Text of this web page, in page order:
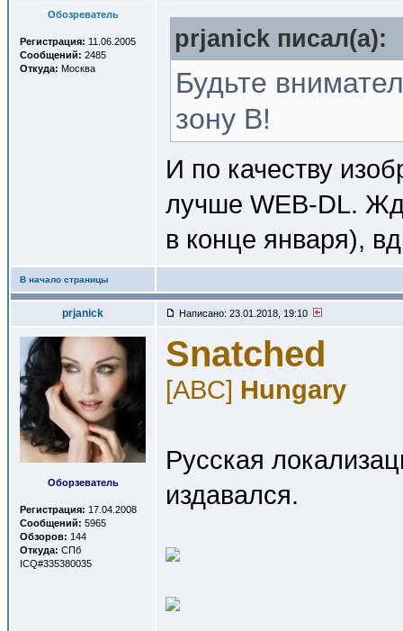
Обозреватель
Регистрация: 11.06.2005
Сообщений: 2485
Откуда: Москва
prjanick писал(a):
Будьте
зону B!
И по качеству
лучше WEB-DL.
в конце января),
В начало страницы
prjanick Написано: 23.01.2018, 19:10
Оборзеватель
Регистрация: 17.04.2008
Сообщений: 5965
Обзоров: 144
Откуда: СПб
ICQ#335380035
Snatched
[ABC] Hungary
Русская
издавался.